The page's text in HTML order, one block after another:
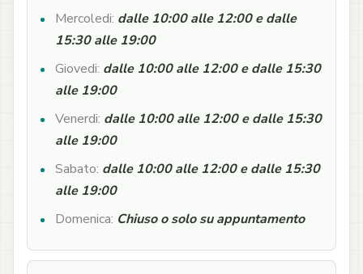
Mercoledi: dalle 10:00 alle 12:00 e dalle
15:30 alle 19:00
Giovedi: dalle 10:00 alle 12:00 e dalle 15:30
alle 19:00
Venerdi: dalle 10:00 alle 12:00 e dalle 15:30
alle 19:00
Sabato: dalle 10:00 alle 12:00 e dalle 15:30
alle 19:00
Domenica: Chiuso o solo su appuntamento